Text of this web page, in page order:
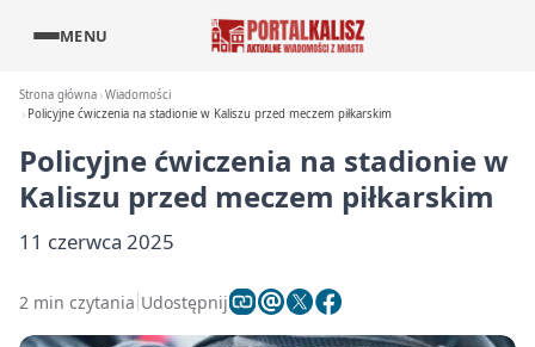
MENU
Strona główna Wiadomości
Policyjne ćwiczenia na stadionie w Kaliszu przed meczem piłkarskim
Policyjne ćwiczenia na stadionie w
Kaliszu przed meczem piłkarskim
11 czerwca 2025
2 min czytania Udostępnij